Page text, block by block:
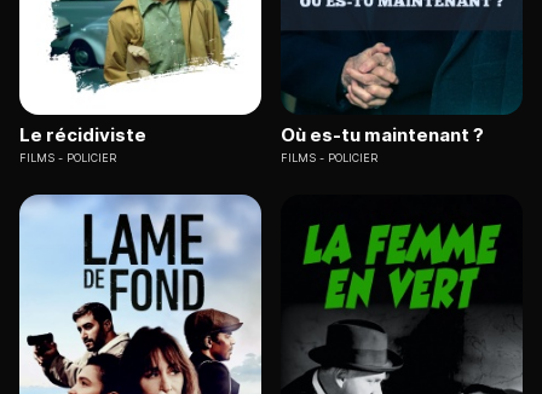
Le récidiviste
FILMS POLICIER
Où es-tu maintenant ?
FILMS POLICIER